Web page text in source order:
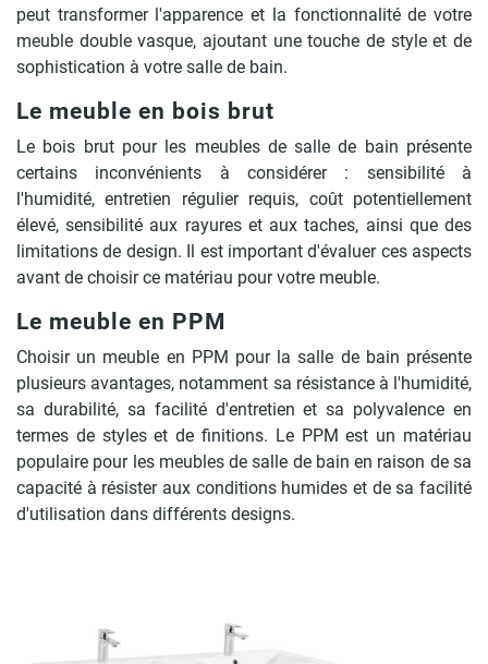
peut transformer l'apparence et la fonctionnalité de votre
meuble double vasque, ajoutant une touche de style et de
sophistication à votre salle de bain.
Le meuble en bois brut
Le bois brut pour les meubles de salle de bain présente
certains inconvénients à considérer : sensibilité à
l'humidité, entretien régulier requis, coût potentiellement
élevé, sensibilité aux rayures et aux taches, ainsi que des
limitations de design. Il est important d'évaluer ces aspects
avant de choisir ce matériau pour votre meuble.
Le meuble en PPM
Choisir un meuble en PPM pour la salle de bain présente
plusieurs avantages, notamment sa résistance à l'humidité,
sa durabilité, sa facilité d'entretien et sa polyvalence en
termes de styles et de finitions. Le PPM est un matériau
populaire pour les meubles de salle de bain en raison de sa
capacité à résister aux conditions humides et de sa facilité
d'utilisation dans différents designs.